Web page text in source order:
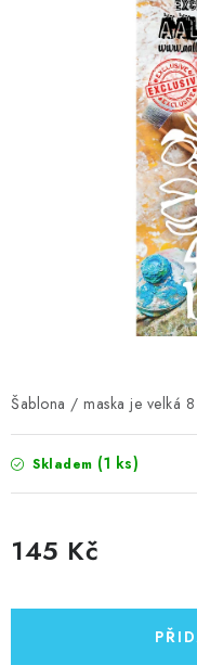
MOJE OBJEDNÁVKA
Kontakty
Hodnocení obchodu
Podmínky ochrany
Šablona / maska je velká
Skladem (1 ks)
145 Kč